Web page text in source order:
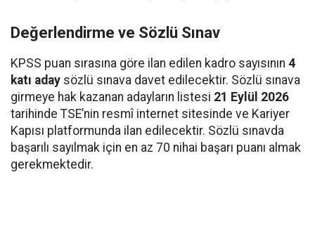
Değerlendirme ve Sözlü Sınav
KPSS puan sırasına göre ilan edilen kadro sayısının 4
katı aday sözlü sınava davet edilecektir. Sözlü sınava
girmeye hak kazanan adayların listesi 21 Eylül 2026
tarihinde TSE’nin resmî internet sitesinde ve Kariyer
Kapısı platformunda ilan edilecektir. Sözlü sınavda
başarılı sayılmak için en az 70 nihai başarı puanı almak
gerekmektedir.